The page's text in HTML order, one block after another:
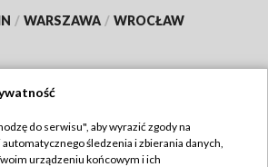
/ WARSZAWA / WROCŁAW
TVP
do serwisu", aby wyrazić zgody na
śledzenia i zbierania danych,
urządzeniu końcowym i ich